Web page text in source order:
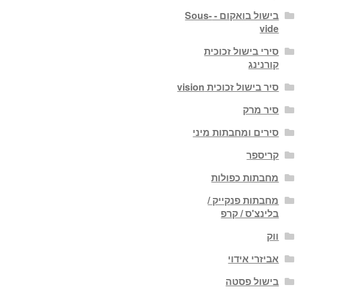
בישול בואקום - Sous-
vide
סירי בישול זכוכית
קורנינג
סיר בישול זכוכית vision
סיר מרק
סירים ומחבתות מיני
קריספר
מחבתות כפולות
מחבתות פנקייק /
בלינצ'ס / קרפ
ווק
אביזרי אידוי
בישול פסטה